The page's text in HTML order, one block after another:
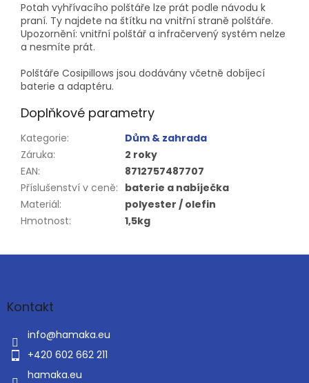
Potah vyhřívacího polštáře lze prát podle návodu k
praní. Ty najdete na štítku na vnitřní straně polštáře.
Upozornění: vnitřní polštář a infračervený systém nelze
a nesmíte prát.
Polštáře Cosipillows jsou dodávány včetně dobíjecí
baterie a adaptéru.
Doplňkové parametry
Kategorie:
Dům & zahrada
Záruka:
2 roky
EAN:
8712757487707
Příslušenství v ceně: baterie a nabíječka
Materiál:
polyester / olefin
Hmotnost: 1,5kg
Z
aKontakt
info@hamaka.eu
+420 602 662 211
hamaka.eu